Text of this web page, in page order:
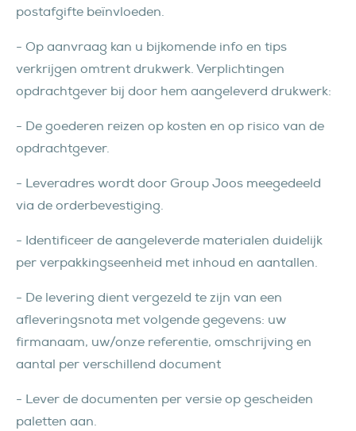
postafgifte beïnvloeden.
- Op aanvraag kan u bijkomende info en tips
verkrijgen omtrent drukwerk. Verplichtingen
opdrachtgever bij door hem aangeleverd drukwerk:
- De goederen reizen op kosten en op risico van de
opdrachtgever.
- Leveradres wordt door Group Joos meegedeeld
via de orderbevestiging.
- Identificeer de aangeleverde materialen duidelijk
per verpakkingseenheid met inhoud en aantallen.
- De levering dient vergezeld te zijn van een
afleveringsnota met volgende gegevens: uw
firmanaam, uw/onze referentie, omschrijving en
aantal per verschillend document
- Lever de documenten per versie op gescheiden
paletten aan.